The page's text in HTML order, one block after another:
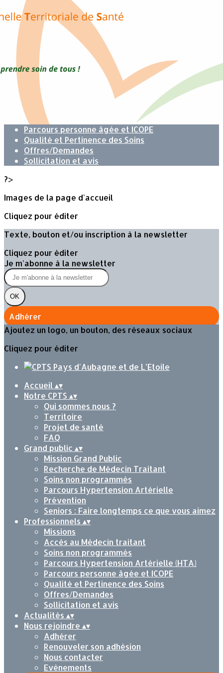
Exporter les lignes sélectionnées
Exporter toutes les colonnes
Exporter uniquement les colonnes affichées
Menu
>
Missions
Accès au Médecin traitant
Soins non programmés
Parcours Hypertension Artérielle (HTA)
Parcours personne âgée et ICOPE
Qualité et Pertinence des Soins
Offres/Demandes
Sollicitation et avis
?>
Images de la page d'accueil
Cliquez pour éditer
Texte, bouton et/ou inscription à la newsletter
Cliquez pour éditer
Je m'abonne à la newsletter
OK
Adhérer
Ajoutez un logo, un bouton, des réseaux sociaux
Cliquez pour éditer
Accueil ▴▾
Notre CPTS ▴▾
Qui sommes nous ?
Territoire
Projet de santé
FAQ
Grand public ▴▾
Mission Grand Public
Recherche de Médecin Traitant
Soins non programmés
Parcours Hypertension Artérielle
Prévention
Seniors : Faire longtemps ce que vous aimez
Professionnels ▴▾
Missions
Accès au Médecin traitant
Soins non programmés
Parcours Hypertension Artérielle (HTA)
Parcours personne âgée et ICOPE
Qualité et Pertinence des Soins
Offres/Demandes
Sollicitation et avis
Actualités ▴▾
Nous rejoindre ▴▾
Adhérer
Renouveler son adhésion
Nous contacter
Evènements